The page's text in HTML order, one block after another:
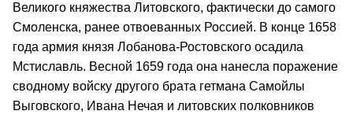
Великого княжества Литовского, фактически до самого
Смоленска, ранее отвоеванных Россией. В конце 1658
года армия князя Лобанова-Ростовского осадила
Мстиславль. Весной 1659 года она нанесла поражение
сводному войску другого брата гетмана Самойлы
Выговского, Ивана Нечая и литовских полковников